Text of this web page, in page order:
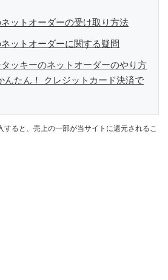
ットオーダーの受け取り方法
ットオーダーに関する疑問
ッキーのネットオーダーのやり方
んたん！ クレジットカード決済で
すると、売上の一部が当サイトに還元されるこ